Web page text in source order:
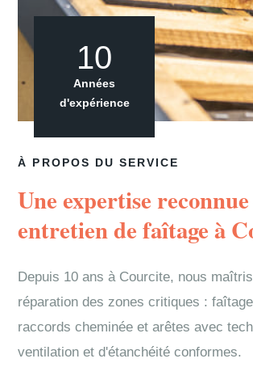
À PROPOS DU SERVICE
Une expertise
entretien de faîtage à
Depuis 10 ans à Courcite, nous
réparation des zones critiques :
raccords cheminée et arêtes avec
ventilation et d'étanchéité conformes.
10
Années
d'expérience